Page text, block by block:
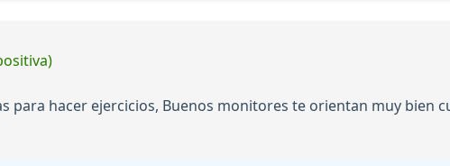
para hacer ejercicios, Buenos monitores te orientan muy bien